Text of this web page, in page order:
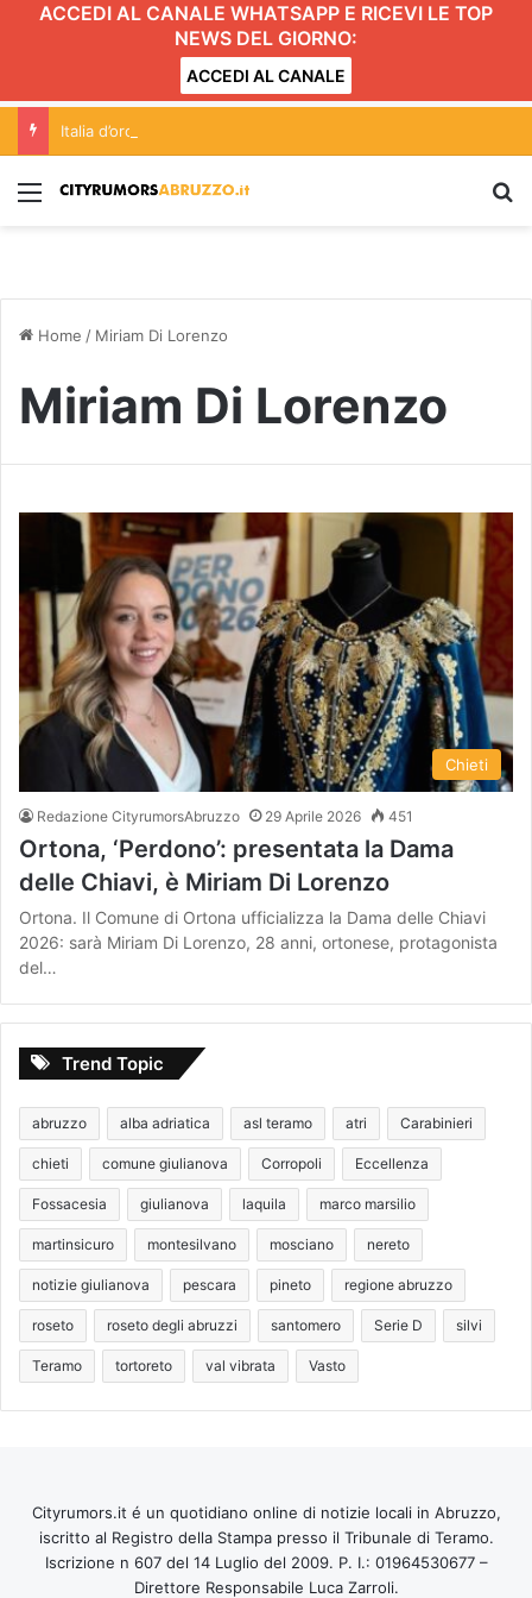
ACCEDI AL CANALE WHATSAPP E RICEVI LE TOP
NEWS DEL GIORNO:
ACCEDI AL CANALE
Menu
Home / Miriam Di Lorenzo
Miriam Di Lorenzo
Chieti
Redazione CityrumorsAbruzzo 29 Aprile 2026 451
Ortona, ‘Perdono’: presentata la Dama
delle Chiavi, è Miriam Di Lorenzo
Ortona. Il Comune di Ortona ufficializza la Dama delle Chiavi
2026: sarà Miriam Di Lorenzo, 28 anni, ortonese, protagonista
del…
Trend Topic
abruzzo alba adriatica asl teramo atri Carabinieri
chieti comune giulianova Corropoli Eccellenza
Fossacesia giulianova laquila marco marsilio
martinsicuro montesilvano mosciano nereto
notizie giulianova pescara pineto regione abruzzo
roseto roseto degli abruzzi santomero Serie D silvi
Teramo tortoreto val vibrata Vasto
Cityrumors.it é un quotidiano online di notizie locali in Abruzzo,
iscritto al Registro della Stampa presso il Tribunale di Teramo.
Iscrizione n 607 del 14 Luglio del 2009. P. I.: 01964530677 –
Direttore Responsabile Luca Zarroli.